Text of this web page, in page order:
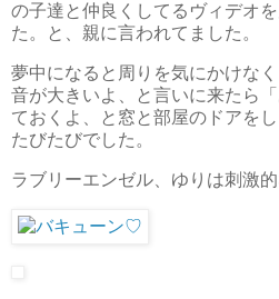
の子達と仲良くしてるヴィデオ
た。と、親に言われてました。
夢中になると周りを気にかけな
音が大きいよ、と言いに来たら
ておくよ、と窓と部屋のドアを
たびたびでした。
ラブリーエンゼル、ゆりは刺激的